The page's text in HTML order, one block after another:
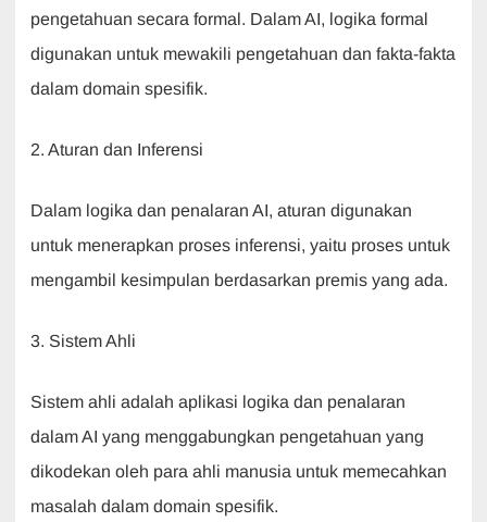
pengetahuan secara formal. Dalam AI, logika formal
digunakan untuk mewakili pengetahuan dan fakta-fakta
dalam domain spesifik.
2. Aturan dan Inferensi
Dalam logika dan penalaran AI, aturan digunakan
untuk menerapkan proses inferensi, yaitu proses untuk
mengambil kesimpulan berdasarkan premis yang ada.
3. Sistem Ahli
Sistem ahli adalah aplikasi logika dan penalaran
dalam AI yang menggabungkan pengetahuan yang
dikodekan oleh para ahli manusia untuk memecahkan
masalah dalam domain spesifik.